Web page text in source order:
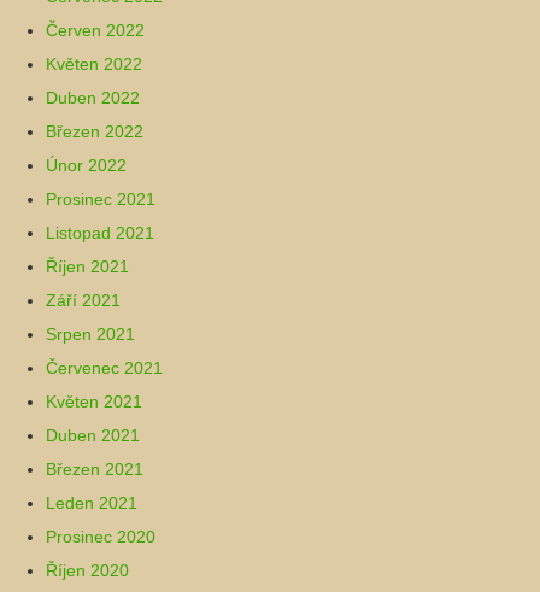
Červen 2022
Květen 2022
Duben 2022
Březen 2022
Únor 2022
Prosinec 2021
Listopad 2021
Říjen 2021
Září 2021
Srpen 2021
Červenec 2021
Květen 2021
Duben 2021
Březen 2021
Leden 2021
Prosinec 2020
Říjen 2020